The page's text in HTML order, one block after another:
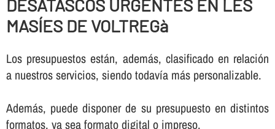
DESATASCOS URGENTES EN LES
MASÍES DE VOLTREGà
Los presupuestos están, además, clasificado en relación
a nuestros servicios, siendo todaví­a más personalizable.
Además, puede disponer de su presupuesto en distintos
formatos, ya sea formato digital o impreso.